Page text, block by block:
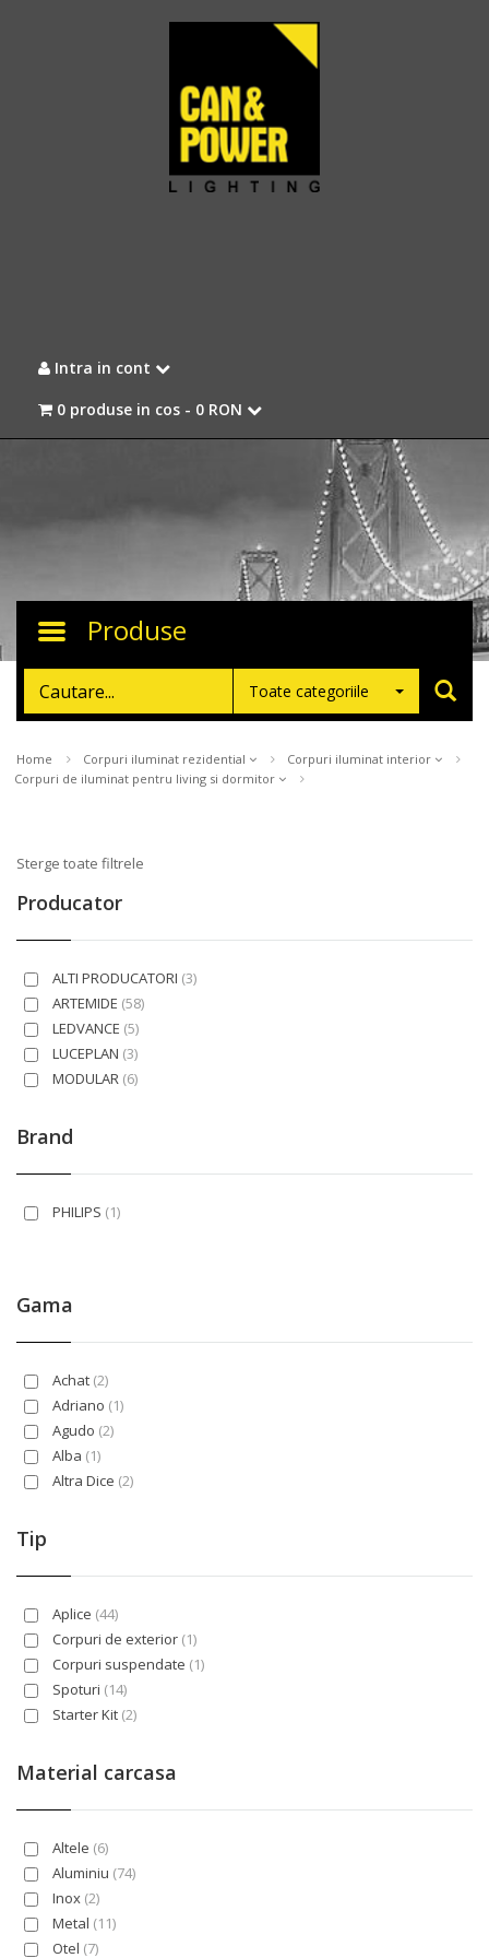
Intra in cont
0 produse in cos - 0 RON
Toggle
Produse
Toate categoriile
Home Corpuri iluminat rezidential
Corpuri iluminat interior
Corpuri de iluminat pentru living si dormitor
Sterge toate filtrele
Producator
ALTI PRODUCATORI (3)
ARTEMIDE (58)
LEDVANCE (5)
LUCEPLAN (3)
MODULAR (6)
PHILIPS
SLV(283)
TRIO(188)
Brand
PHILIPS (1)
Gama
Achat (2)
Adriano (1)
Agudo (2)
Alba (1)
Altra Dice (2)
Arlina(1)
Arras
(1)
Asso
(3)
Astina
(2)
Attilio
(1)
Avo (3)
Basket (1)
Bermuda(1)
Blaze (1)
Boy(1)
Breg(1)
Burlap (3)
Tip
Aplice (44)
Corpuri de exterior (1)
Corpuri suspendate (1)
Spoturi (14)
Starter Kit (2)
Material carcasa
Altele (6)
Aluminiu (74)
Inox (2)
Metal (11)
Otel (7)